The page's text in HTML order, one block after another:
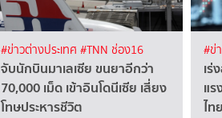
#ข่าวต่างประเทศ #TNN ช่อง16
จับนักบินมาเลเซีย ขนยาอีกว่า
70,000 เม็ด เข้าอินโดนีเซีย เสี่ยง
โทษประหารชีวิต
#ข่
เ
แร
ไท